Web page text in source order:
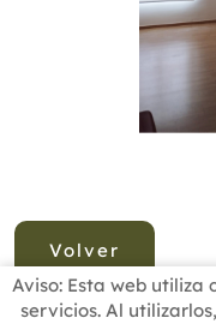
Volver
Aviso: Esta web utiliza
servicios. Al